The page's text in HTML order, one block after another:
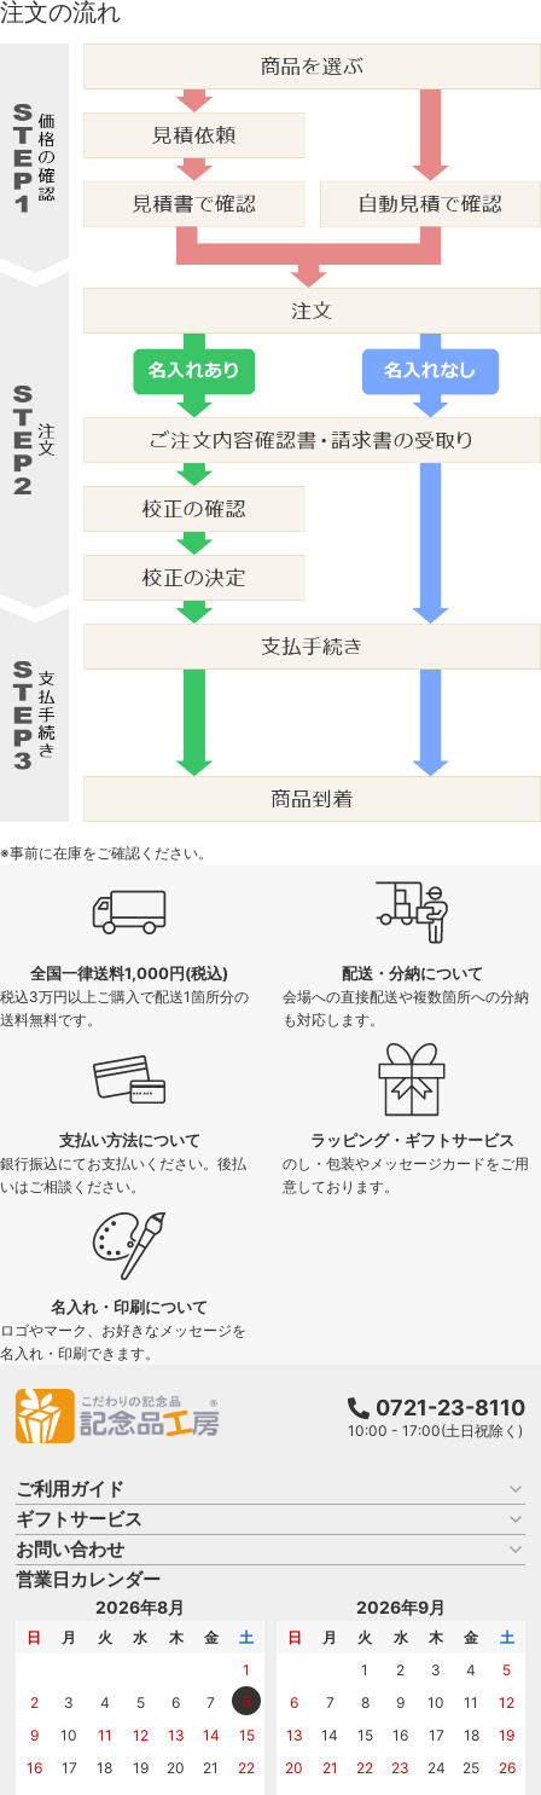
注文の流れ
※事前に在庫をご確認ください。
全国一律送料1,000円(税込)
税込3万円以上ご購入で配送1箇所分の
送料無料です。
配送・分納について
会場への直接配送や複数箇所への分納
も対応します。
支払い方法について
銀行振込にてお支払いください。後払
いはご相談ください。
ラッピング・ギフトサービス
のし・包装やメッセージカードをご用
意しております。
名入れ・印刷について
ロゴやマーク、お好きなメッセージを
名入れ・印刷できます。
0721-23-8110
10:00 - 17:00(土日祝除く)
ご利用ガイド
お買い物ガイド
よくある質問
はじめての記念品選び
記念品工房の使い方
ギフトサービス
名入れについて
のし
メッセージカード
お問い合わせ
商品選びを相談する
名入れについて相談する
カタログを請求する
営業日カレンダー
2026年8月
日 月 火 水 木 金
土
1
2
3 4 5 6 7
8
9
10 11 12 13 14
15
16
17 18 19 20 21
22
2026年9月
日 月 火 水 木 金
土
1
2 3 4
5
6
7 8 9 10 11
12
13
14 15 16 17 18
19
20
21 22 23 24 25
26